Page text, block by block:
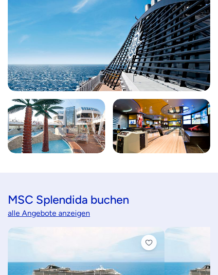
MSC Splendida buchen
alle Angebote anzeigen